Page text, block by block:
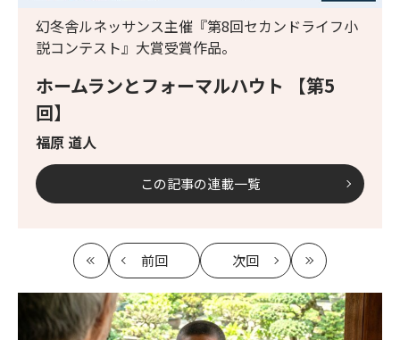
ホームランとフォーマルハウト 【第5
回】
福原 道人
幻冬舎ルネッサンス主催『第8回セカンドライフ小
説コンテスト』大賞受賞作品。
この記事の連載一覧
最
初
前回
記
事
へ
次回
記
事
へ
最
新